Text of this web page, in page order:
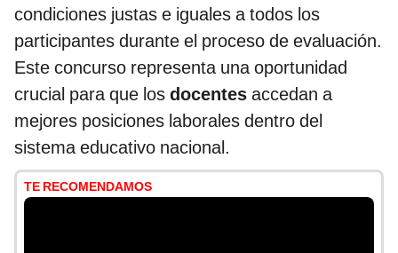
condiciones justas e iguales a todos los
participantes durante el proceso de evaluación.
Este concurso representa una oportunidad
crucial para que los docentes accedan a
mejores posiciones laborales dentro del
sistema educativo nacional.
TE RECOMENDAMOS